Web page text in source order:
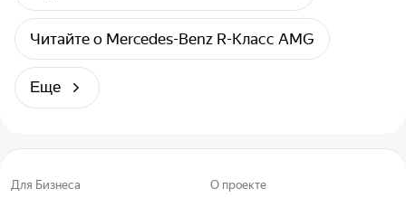
Читайте о Mercedes-Benz R-Класс AMG
Еще
Для Бизнеса О проекте